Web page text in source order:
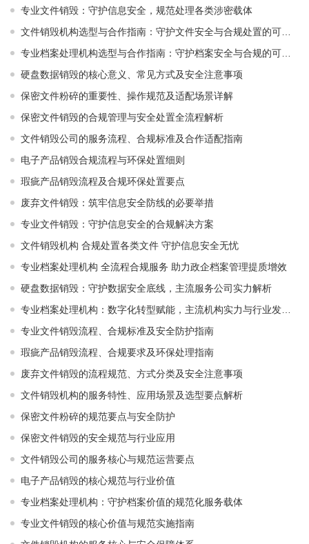
专业文件销毁：守护信息安全，规范处理各类涉密载体
文件销毁机构选型与合作指南：守护文件安全与合规处置的可靠选择
专业档案处理机构选型与合作指南：守护档案安全与合规的可靠伙伴
硬盘数据销毁的核心意义、常见方式及安全注意事项
保密文件粉碎的重要性、操作规范及适配场景详解
保密文件销毁的合规管理与安全处置全流程解析
文件销毁公司的服务流程、合规标准及合作适配指南
电子产品销毁合规流程与环保处置细则
瑕疵产品销毁流程及合规环保处置要点
废弃文件销毁：筑牢信息安全防线的必要举措
专业文件销毁：守护信息安全的合规解决方案
文件销毁机构 合规处置各类文件 守护信息安全无忧
专业档案处理机构 全流程合规服务 助力政企档案管理提质增效
硬盘数据销毁：守护数据安全底线，主流服务公司实力解析
专业档案处理机构：数字化转型赋能，主流机构实力与行业发展解析
专业文件销毁流程、合规标准及安全防护指南
瑕疵产品销毁流程、合规要求及环保处理指南
废弃文件销毁的流程规范、方式分类及安全注意事项
文件销毁机构的服务特性、应用场景及选型要点解析
保密文件粉碎的规范要点与安全防护
保密文件销毁的安全规范与行业应用
文件销毁公司的服务核心与规范运营要点
电子产品销毁的核心规范与行业价值
专业档案处理机构：守护档案价值的规范化服务载体
专业文件销毁的核心价值与规范实施指南